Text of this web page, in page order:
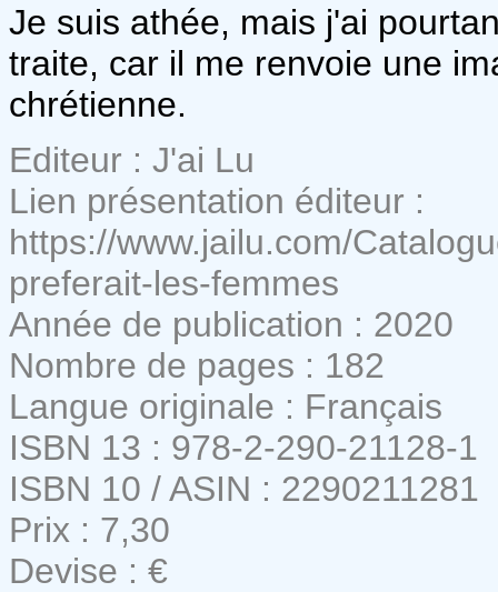
Je suis athée, mais j'ai
traite, car il me renvoie une
chrétienne.
Editeur : J'ai Lu
Lien présentation éditeur :
https://www.jailu.com/
preferait-les-femmes
Année de publication : 2020
Nombre de pages : 182
Langue originale : Français
ISBN 13 : 978-2-290-21128-1
ISBN 10 / ASIN : 2290211281
Prix : 7,30
Devise : €